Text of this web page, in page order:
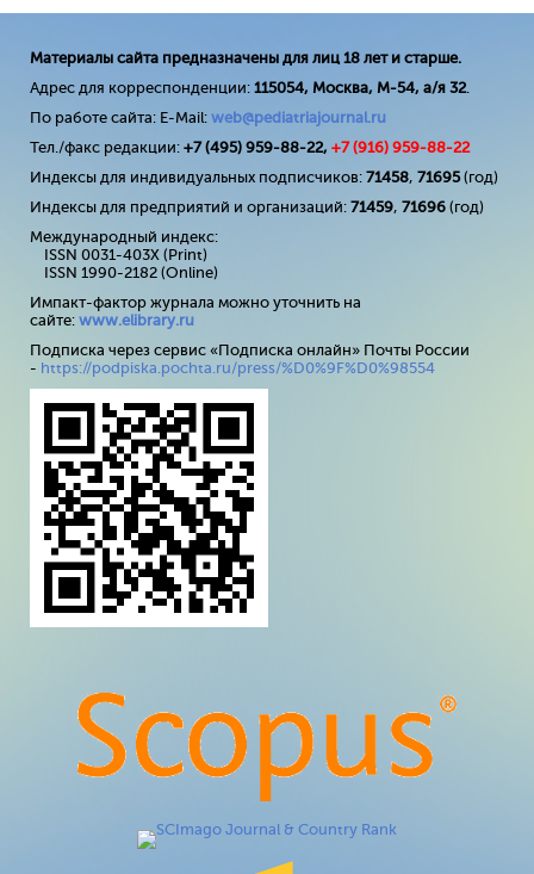
Материалы сайта предназначены для лиц 18 лет и старше.
Адрес для корреспонденции: 115054, Москва, М-54, а/я 32.
По работе сайта: E-Mail: web@pediatriajournal.ru
Тел./факс редакции: +7 (495) 959-88-22, +7 (916) 959-88-22
Индексы для индивидуальных подписчиков: 71458, 71695(год)
Индексы для предприятий и организаций: 71459, 71696 (год)
Международный индекс:
ISSN 0031-403X (Print)
ISSN 1990-2182 (Online)
Импакт-фактор журнала можно уточнить на
сайте: www.elibrary.ru
Подписка через сервис «Подписка онлайн» Почты России
- https://podpiska.pochta.ru/press/%D0%9F%D0%98554